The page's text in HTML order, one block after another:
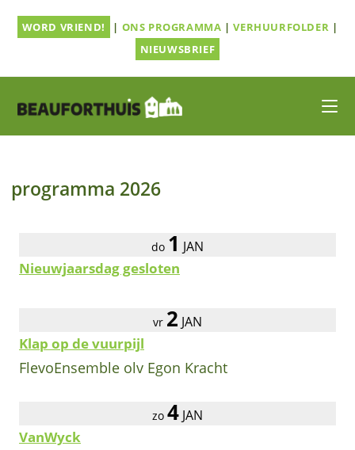
naarWORD VRIEND! | ONS PROGRAMMA |VERHUURFOLDER |
NIEUWSBRIEF
programma 2026
do 1 JAN
Nieuwjaarsdag gesloten
vr 2 JAN
Klap op de vuurpijl
FlevoEnsemble olv Egon Kracht
zo 4 JAN
VanWyck